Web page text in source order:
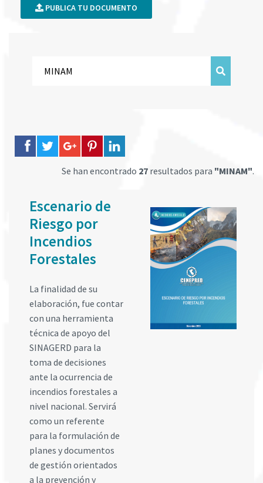
PUBLICA TU DOCUMENTO
Se han encontrado 27 resultados para "MINAM".
Escenario de
Riesgo por
Incendios
Forestales
La finalidad de su
elaboración, fue contar
con una herramienta
técnica de apoyo del
SINAGERD para la
toma de decisiones
ante la ocurrencia de
incendios forestales a
nivel nacional. Servirá
como un referente
para la formulación de
planes y documentos
de gestión orientados
a la prevención y